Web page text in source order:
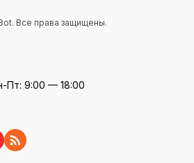
Все права защищены.
Пт: 9:00 — 18:00